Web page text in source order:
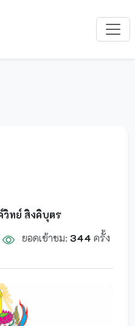
ทย์ สิงคิบุตร
ยอดเข้าชม: 344 ครั้ง